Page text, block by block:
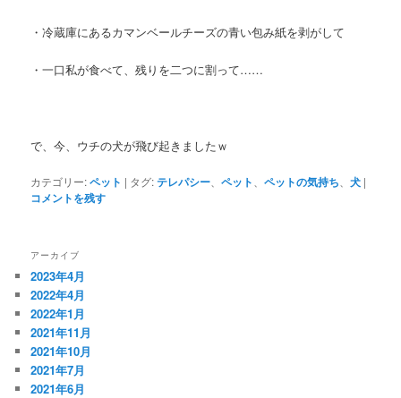
・冷蔵庫にあるカマンベールチーズの青い包み紙を剥がして
・一口私が食べて、残りを二つに割って……
で、今、ウチの犬が飛び起きましたｗ
カテゴリー:ペット | タグ:テレパシー 、ペット 、ペットの気持ち 、犬 |
コメントを残す
アーカイブ
2023年4月
2022年4月
2022年1月
2021年11月
2021年10月
2021年7月
2021年6月